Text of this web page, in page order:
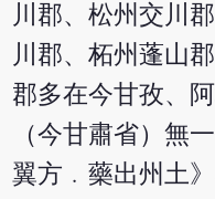
川郡、松州交川
川郡、柘州蓬山
郡多在今甘孜、
（今甘肅省）無
翼方﹒藥出州土